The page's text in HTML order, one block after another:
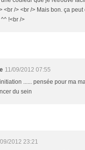
<br /> <br /> Mais bon. ça
!<br />
11/09/2012 07:55
...... pensée pour ma
du sein
2012 23:21